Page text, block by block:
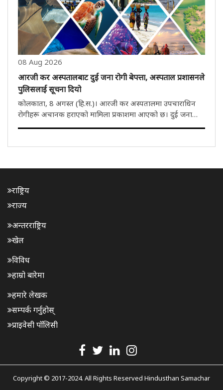
08 Aug 2026
आरजी कर अस्पतालबाट दुई जना रोगी बेपत्ता, अस्पताल प्रशासनले
पुलिसलाई सूचना दियो
कोलकाता, 8 अगस्त (हि.स.)। आरजी कर अस्पतालमा उपचाराधिन
रोगीहरू अचानक हराएको मामिला प्रकाशमा आएको छ। दुई जना
रोगीहरू अस्पतालबाट बेपत्ता भएपछि अस्पताल परिसरमा केही
नदिई जाने रोगी'' -को संज..
राष्ट्रिय
राज्य
अन्तरराष्ट्रिय
खेल
विविध
हाम्रो बारेमा
हमारे लेखक
सम्पर्क गर्नुहोस्
प्राइवेसी पॉलिसी
Copyright © 2017-2024. All Rights Reserved Hindusthan Samachar